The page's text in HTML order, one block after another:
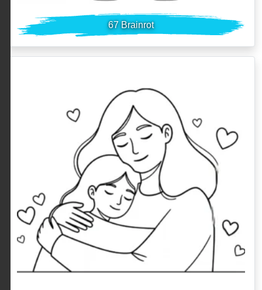
67 Brainrot